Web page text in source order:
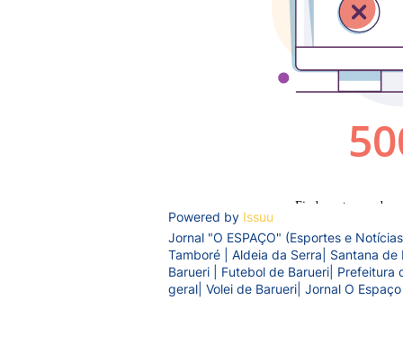
Powered by Issuu
Jornal "O ESPAÇO" (Esportes e
Tamboré | Aldeia da Serra| Santana
Barueri | Futebol de Barueri|
geral| Volei de Barueri| Jornal O